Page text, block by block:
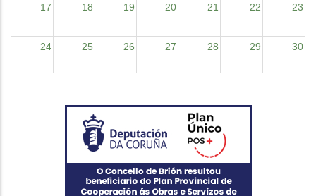
17 18 19 20 21 22 23
24 25 26 27 28 29 30